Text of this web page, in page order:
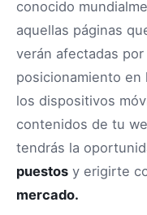
conocido
aquellas páginas
verán afectadas
posicionamiento
los dispositivos
contenidos de tu
tendrás la
puestos y erigirte
mercado.